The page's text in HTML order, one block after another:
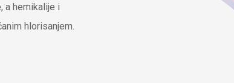
a hemikalije i
hlorisanjem.